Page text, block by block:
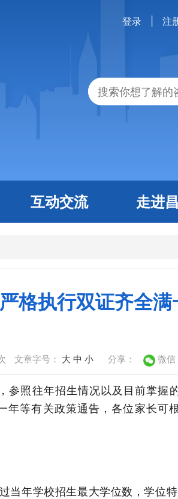
登录 注
互动交流 走进
格执行双证齐全
文章字号： 大 中 小 分享： 微信
照往年招生情况以及目前掌握
年等有关政策通告，各位家长可
年学校招生最大学位数，学位特